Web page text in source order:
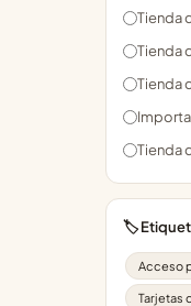
Tienda
Tienda
Tienda
Tienda
🏷️
Acceso
Tarjetas